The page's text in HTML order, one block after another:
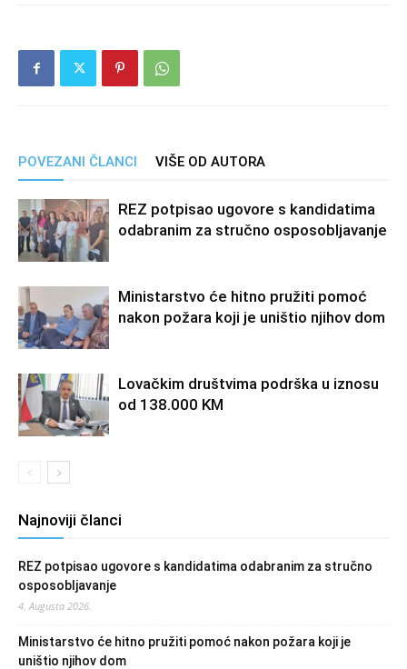
POVEZANI ČLANCI VIŠE OD AUTORA
REZ potpisao ugovore s kandidatima
odabranim za stručno osposobljavanje
Ministarstvo će hitno pružiti pomoć
nakon požara koji je uništio njihov dom
Lovačkim društvima podrška u iznosu
od 138.000 KM
Najnoviji članci
REZ potpisao ugovore s kandidatima odabranim za stručno
osposobljavanje
4. Augusta 2026.
Ministarstvo će hitno pružiti pomoć nakon požara koji je
uništio njihov dom